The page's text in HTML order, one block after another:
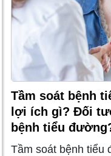
Tầm soát bệnh
lợi ích gì? Đối
bệnh tiểu
Tầm soát bệnh tiểu